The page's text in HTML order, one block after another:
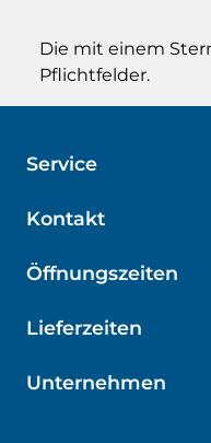
Die mit einem
Pflichtfelder.
Kontakt
Öffnungszeiten
Service
Unternehmen
Lieferzeiten